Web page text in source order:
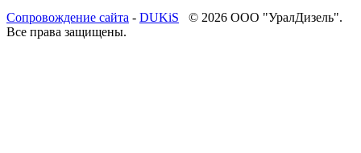
Cопровождение сайта - DUKiS © 2026 ООО "УралДизель".
Все права защищены.